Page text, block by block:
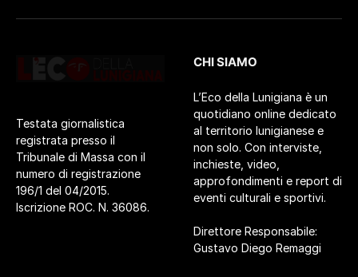
Testata giornalistica
registrata presso il
Tribunale di Massa con il
numero di registrazione
196/1 del 04/2015.
Iscrizione ROC. N. 36086.
CHI SIAMO
L’Eco della Lunigiana è un
quotidiano online dedicato
al territorio lunigianese e
non solo. Con interviste,
inchieste, video,
approfondimenti e report di
eventi culturali e sportivi.
Direttore Responsabile:
Gustavo Diego Remaggi